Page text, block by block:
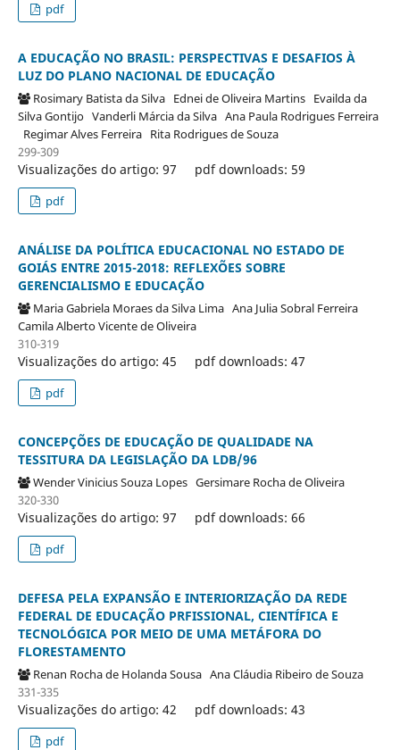
pdf
A EDUCAÇÃO NO BRASIL: PERSPECTIVAS E DESAFIOS À
LUZ DO PLANO NACIONAL DE EDUCAÇÃO
Rosimary Batista da Silva Ednei de Oliveira Martins Evailda da
Silva Gontijo Vanderli Márcia da Silva Ana Paula Rodrigues Ferreira
Regimar Alves Ferreira Rita Rodrigues de Souza
299-309
Visualizações do artigo: 97 pdf downloads: 59
pdf
ANÁLISE DA POLÍTICA EDUCACIONAL NO ESTADO DE
GOIÁS ENTRE 2015-2018: REFLEXÕES SOBRE
GERENCIALISMO E EDUCAÇÃO
Maria Gabriela Moraes da Silva Lima Ana Julia Sobral Ferreira
Camila Alberto Vicente de Oliveira
310-319
Visualizações do artigo: 45 pdf downloads: 47
pdf
CONCEPÇÕES DE EDUCAÇÃO DE QUALIDADE NA
TESSITURA DA LEGISLAÇÃO DA LDB/96
Wender Vinicius Souza Lopes Gersimare Rocha de Oliveira
320-330
Visualizações do artigo: 97 pdf downloads: 66
pdf
DEFESA PELA EXPANSÃO E INTERIORIZAÇÃO DA REDE
FEDERAL DE EDUCAÇÃO PRFISSIONAL, CIENTÍFICA E
TECNOLÓGICA POR MEIO DE UMA METÁFORA DO
FLORESTAMENTO
Renan Rocha de Holanda Sousa Ana Cláudia Ribeiro de Souza
331-335
Visualizações do artigo: 42 pdf downloads: 43
pdf